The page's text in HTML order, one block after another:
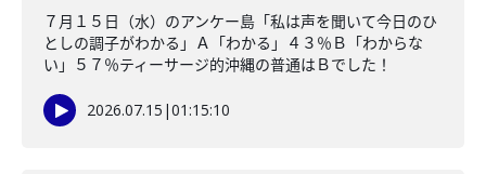
７月１５日（水）のアンケー島「私は声を聞いて今日のひ
としの調子がわかる」Ａ「わかる」４３％Ｂ「わからな
い」５７％ティーサージ的沖縄の普通はＢでした！
2026.07.15 |01:15:10